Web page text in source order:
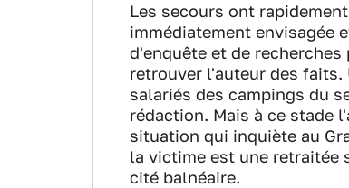
Les secours ont
immédiatement envisagée
d'enquête et de
retrouver l'auteur des faits.
salariés des campings du
rédaction. Mais à ce stade
situation qui inquiète au
la victime est une retraitée
cité balnéaire.